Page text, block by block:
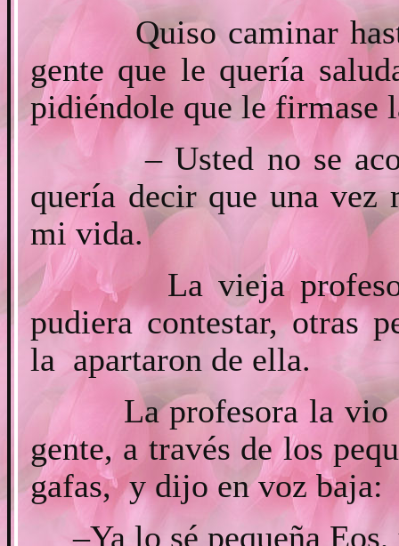
Quiso caminar hasta
gente que le quería
pidiéndole que le firmase
– Usted no se
quería decir que una vez
mi vida.
La vieja profesora
pudiera contestar, otras
la apartaron de ella.
La profesora la vio
gente, a través de los
gafas, y dijo en voz baja:
–Ya lo sé pequeña